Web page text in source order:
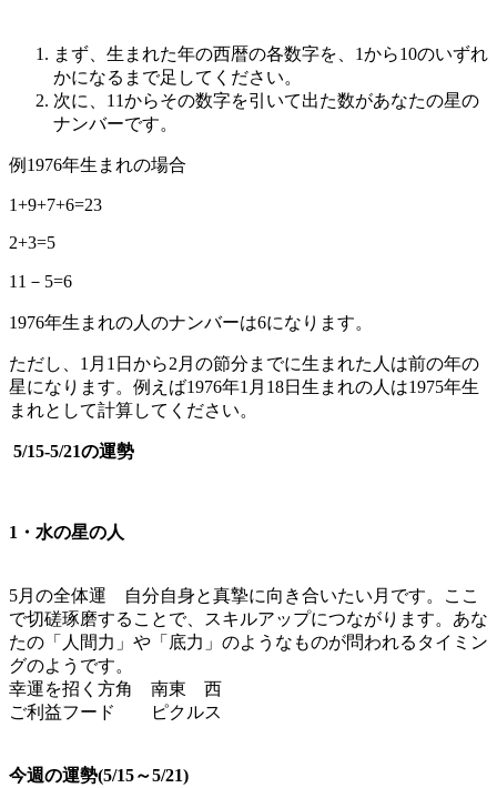
まず、生まれた年の西暦の各数字を、1から10のいずれ
かになるまで足してください。
次に、11からその数字を引いて出た数があなたの星の
ナンバーです。
例1976年生まれの場合
1+9+7+6=23
2+3=5
11－5=6
1976年生まれの人のナンバーは6になります。
ただし、1月1日から2月の節分までに生まれた人は前の年の
星になります。例えば1976年1月18日生まれの人は1975年生
まれとして計算してください。
5/15-5/21の運勢
1・水の星の人
5月の全体運 自分自身と真摯に向き合いたい月です。ここ
で切磋琢磨することで、スキルアップにつながります。あな
たの「人間力」や「底力」のようなものが問われるタイミン
グのようです。
幸運を招く方角 南東 西
ご利益フード ピクルス
今週の運勢(5/15～5/21)